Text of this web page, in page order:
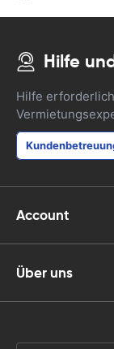
Hilfe
Hilfe
Account
Über uns